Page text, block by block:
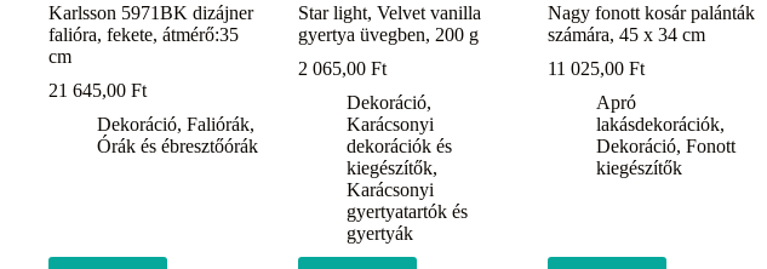
Karlsson 5971BK dizájner
falióra, fekete, átmérő:35
cm
21 645,00 Ft
Dekoráció, Faliórák,
Órák és ébresztőórák
Star light, Velvet vanilla
gyertya üvegben, 200 g
2 065,00Ft
Dekoráció,
Karácsonyi
dekorációk és
kiegészítők,
Karácsonyi
gyertyatartók és
gyertyák
Nagy fonott kosár palánták
számára, 45 x 34 cm
11 025,00Ft
Apró
lakásdekorációk,
Dekoráció,Fonott
kiegészítők